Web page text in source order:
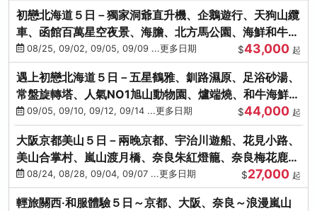
初戀北海道５日－獨家洞爺直升機、企鵝遊行、天狗山纜
車、函館百萬星空夜景、海膽、北方馬公園、海鮮和牛螃
蟹吃到飽
08/25, 09/02, 09/05, 09/09 ...更多日期 $43,000 起
遇上初戀北海道５日－五星鶴雅、釧路濕原、足浴砂湯、
常盤旋轉塔、人氣NO1旭山動物園、爐端燒、和牛海鮮螃
蟹吃到飽
09/05, 09/10, 09/12, 09/14 ...更多日期 $44,000 起
大阪京都美山５日－兩晚京都、宇治川遊船、花見小路、
美山合掌村、嵐山渡月橋、奈良朱紅燈籠、奈良梅花鹿、
流水瀑布電扶梯
08/24, 08/28, 09/04, 09/07 ...更多日期 $27,000 起
輕旅關西‧和服體驗５日～京都、大阪、奈良～浪漫嵐山